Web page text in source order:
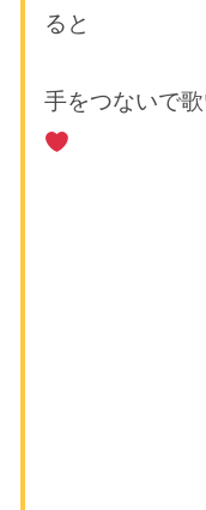
ると
手をつないで